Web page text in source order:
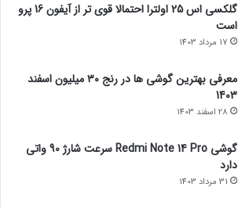
گلکسی اس 25 اولترا احتمالا قوی تر از آیفون 16 پرو
است
17 مرداد 1403
معرفی بهترین گوشی ها در رنج ۳۰ میلیون اسفند
1403
28 اسفند 1403
گوشی Redmi Note 14 Pro سرعت شارژ 90 واتی
دارد
31 مرداد 1403